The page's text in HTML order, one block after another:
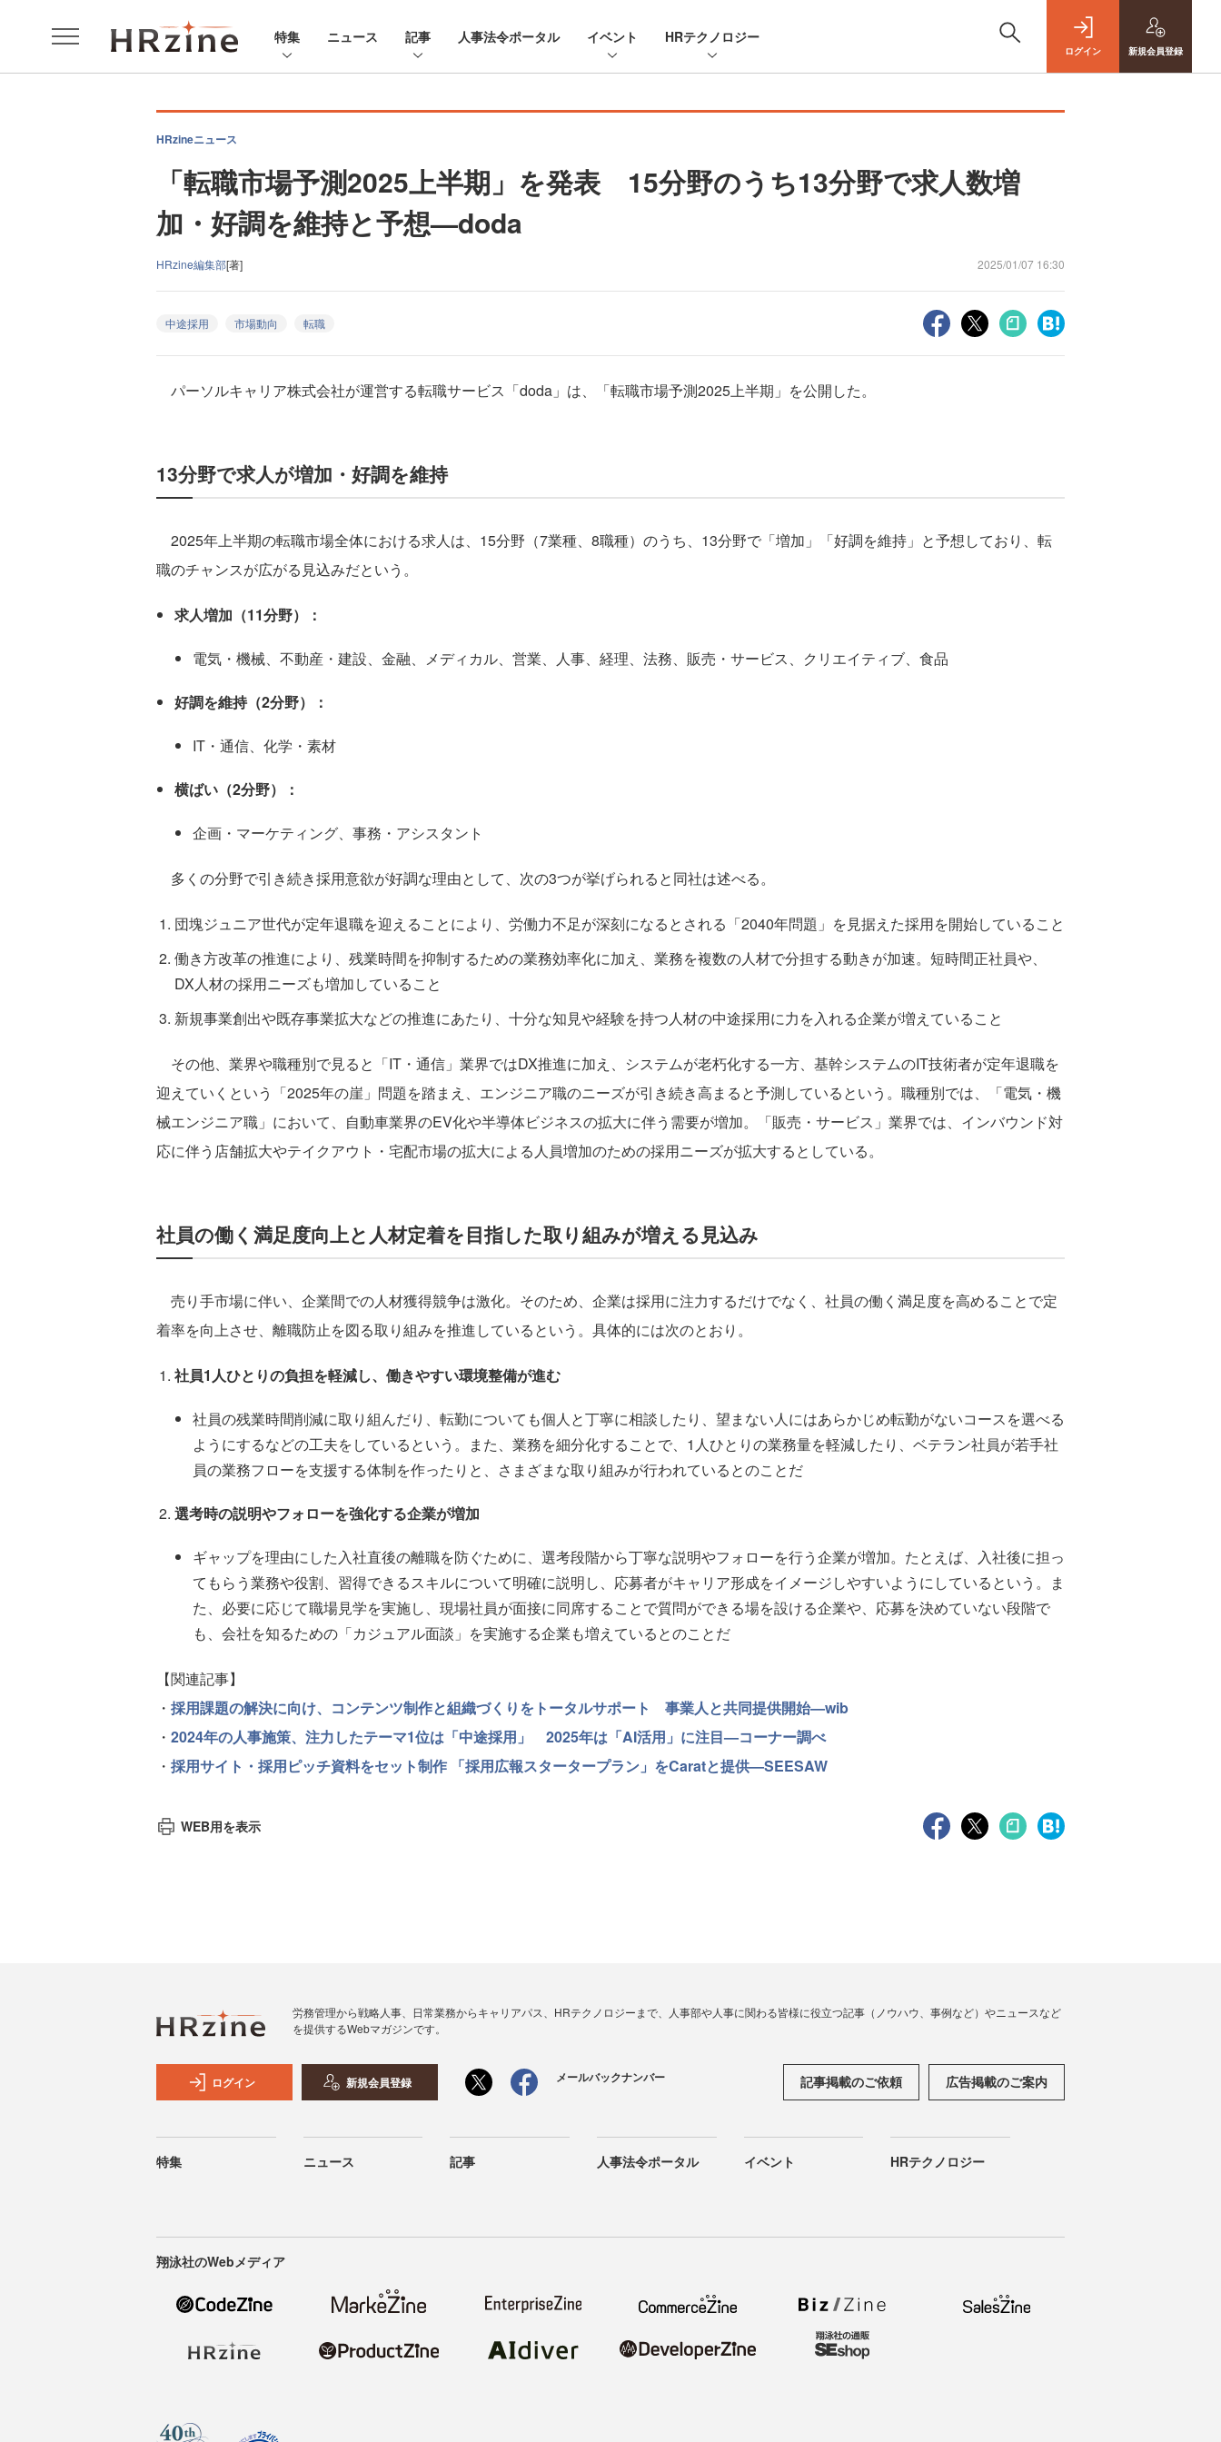
特集 ニュース 記事 人事法令ポータル イベント HRテクノロジー
ログイン 新規会員登録
HRzineニュース
「転職市場予測2025上半期」を発表 15分野のうち13分野で求人数増
加・好調を維持と予想—doda
HRzine編集部[著] 2025/01/07 16:30
中途採用 市場動向 転職
パーソルキャリア株式会社が運営する転職サービス「doda」は、「転職市場予測2025上半期」を公開した。
13分野で求人が増加・好調を維持
2025年上半期の転職市場全体における求人は、15分野（7業種、8職種）のうち、13分野で「増加」「好調を維持」と予想しており、転
職のチャンスが広がる見込みだという。
求人増加（11分野）：
電気・機械、不動産・建設、金融、メディカル、営業、人事、経理、法務、販売・サービス、クリエイティブ、食品
好調を維持（2分野）：
IT・通信、化学・素材
横ばい（2分野）：
企画・マーケティング、事務・アシスタント
多くの分野で引き続き採用意欲が好調な理由として、次の3つが挙げられると同社は述べる。
団塊ジュニア世代が定年退職を迎えることにより、労働力不足が深刻になるとされる「2040年問題」を見据えた採用を開始していること
働き方改革の推進により、残業時間を抑制するための業務効率化に加え、業務を複数の人材で分担する動きが加速。短時間正社員や、
DX人材の採用ニーズも増加していること
新規事業創出や既存事業拡大などの推進にあたり、十分な知見や経験を持つ人材の中途採用に力を入れる企業が増えていること
その他、業界や職種別で見ると「IT・通信」業界ではDX推進に加え、システムが老朽化する一方、基幹システムのIT技術者が定年退職を
迎えていくという「2025年の崖」問題を踏まえ、エンジニア職のニーズが引き続き高まると予測しているという。職種別では、「電気・機
械エンジニア職」において、自動車業界のEV化や半導体ビジネスの拡大に伴う需要が増加。「販売・サービス」業界では、インバウンド対
応に伴う店舗拡大やテイクアウト・宅配市場の拡大による人員増加のための採用ニーズが拡大するとしている。
社員の働く満足度向上と人材定着を目指した取り組みが増える見込み
売り手市場に伴い、企業間での人材獲得競争は激化。そのため、企業は採用に注力するだけでなく、社員の働く満足度を高めることで定
着率を向上させ、離職防止を図る取り組みを推進しているという。具体的には次のとおり。
社員1人ひとりの負担を軽減し、働きやすい環境整備が進む
社員の残業時間削減に取り組んだり、転勤についても個人と丁寧に相談したり、望まない人にはあらかじめ転勤がないコースを選べる
ようにするなどの工夫をしているという。また、業務を細分化することで、1人ひとりの業務量を軽減したり、ベテラン社員が若手社
員の業務フローを支援する体制を作ったりと、さまざまな取り組みが行われているとのことだ
選考時の説明やフォローを強化する企業が増加
ギャップを理由にした入社直後の離職を防ぐために、選考段階から丁寧な説明やフォローを行う企業が増加。たとえば、入社後に担っ
てもらう業務や役割、習得できるスキルについて明確に説明し、応募者がキャリア形成をイメージしやすいようにしているという。ま
た、必要に応じて職場見学を実施し、現場社員が面接に同席することで質問ができる場を設ける企業や、応募を決めていない段階で
も、会社を知るための「カジュアル面談」を実施する企業も増えているとのことだ
【関連記事】
・ 採用課題の解決に向け、コンテンツ制作と組織づくりをトータルサポート 事業人と共同提供開始—wib
・ 2024年の人事施策、注力したテーマ1位は「中途採用」 2025年は「AI活用」に注目—コーナー調べ
・ 採用サイト・採用ピッチ資料をセット制作 「採用広報スタータープラン」をCaratと提供—SEESAW
WEB用を表示
労務管理から戦略人事、日常業務からキャリアパス、HRテクノロジーまで、人事部や人事に関わる皆様に役立つ記事（ノウハウ、事例など）やニュースなど
を提供するWebマガジンです。
ログイン 新規会員登録 メールバックナンバー 記事掲載のご依頼 広告掲載のご案内
特集 ニュース 記事 人事法令ポータル イベント HRテクノロジー
翔泳社のWebメディア